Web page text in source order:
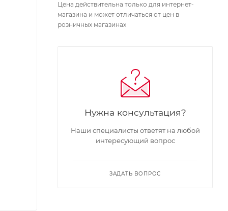
Цена действительна только для интернет-
магазина и может отличаться от цен в
розничных магазинах
Нужна консультация?
Наши специалисты ответят на любой
интересующий вопрос
ЗАДАТЬ ВОПРОС